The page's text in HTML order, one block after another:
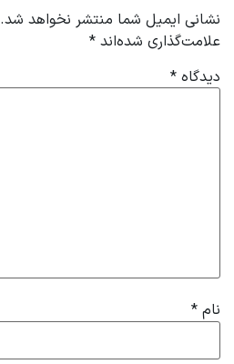
نشانی ایمیل شما منتشر نخواهد شد.
علامت‌گذاری شده‌اند *
دیدگاه *
نام *